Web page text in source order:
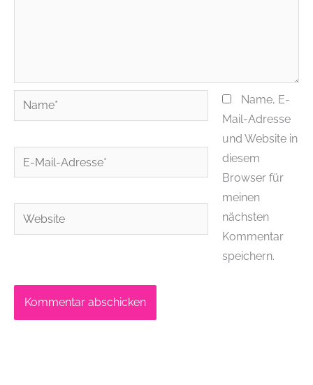
Name*
E-
Mail-
Website
Name, E-
Mail-Adresse
und Website in
diesem
Browser für
meinen
nächsten
Kommentar
speichern.